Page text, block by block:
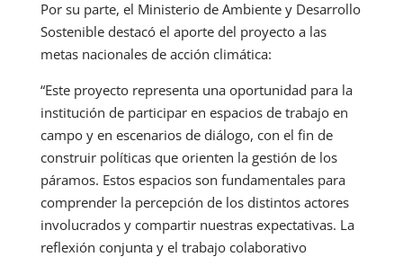
Por su parte, el Ministerio de Ambiente y Desarrollo
Sostenible destacó el aporte del proyecto a las
metas nacionales de acción climática:
“Este proyecto representa una oportunidad para la
institución de participar en espacios de trabajo en
campo y en escenarios de diálogo, con el fin de
construir políticas que orienten la gestión de los
páramos. Estos espacios son fundamentales para
comprender la percepción de los distintos actores
involucrados y compartir nuestras expectativas. La
reflexión conjunta y el trabajo colaborativo